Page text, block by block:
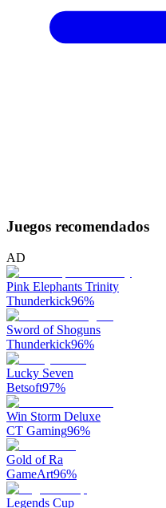
Juegos recomendados
AD
Pink Elephants Trinity
Thunderkick96%
Sword of Shoguns
Thunderkick96%
Lucky Seven
Betsoft97%
Win Storm Deluxe
CT Gaming96%
Gold of Ra
GameArt96%
Legends Cup